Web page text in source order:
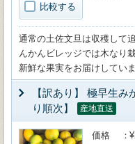
比較する
通常の土佐文旦は収穫して
んかんビレッジでは木なり
新鮮な果実をお届けしていま
【訳あり】 極早生
り順次】
産地直送
価格